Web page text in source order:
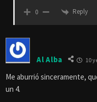
0 Reply
Al Alba 10
Me aburrió sinceramente,
un 4.